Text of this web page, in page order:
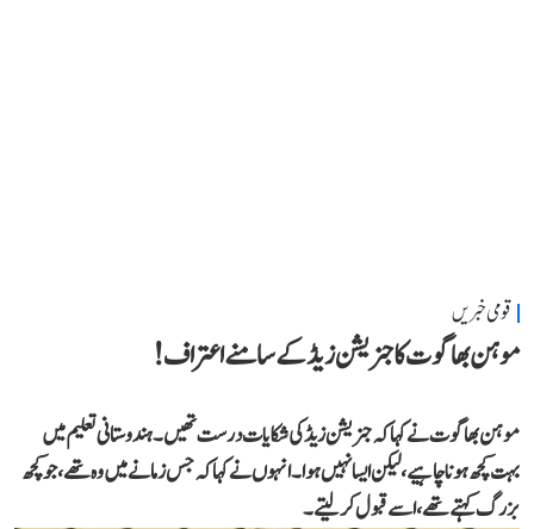
قومی خبریں
موہن بھاگوت کا جنریشن زیڈ کے سامنے اعتراف!
موہن بھاگوت نے کہاکہ جنریشن زیڈ کی شکایات درست تھیں۔ ہندوستانی تعلیم میں
بہت کچھ ہونا چاہیے، لیکن ایسا نہیں ہوا۔انہوں نے کہا کہ جس زمانے میں وہ تھے،جو کچھ
بزرگ کہتے تھے، اسے قبول کر لیتے۔